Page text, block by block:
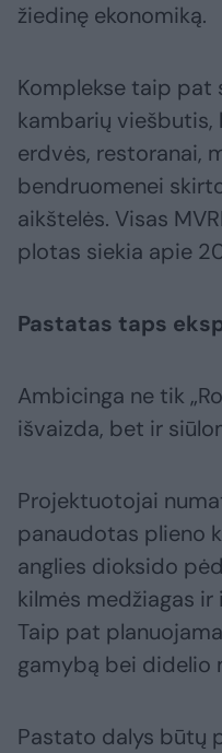
žiedinę ekonomiką.
Komplekse taip
kambarių viešbutis,
erdvės, restoranai,
bendruomenei
aikštelės. Visas
plotas siekia apie
Pastatas taps
Ambicinga ne tik
išvaizda, bet ir
Projektuotojai
panaudotas plieno
anglies dioksido
kilmės medžiagas
Taip pat
gamybą bei didelio
Pastato dalys būtų